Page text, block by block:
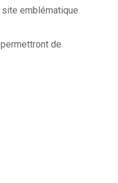
emblématique.
de